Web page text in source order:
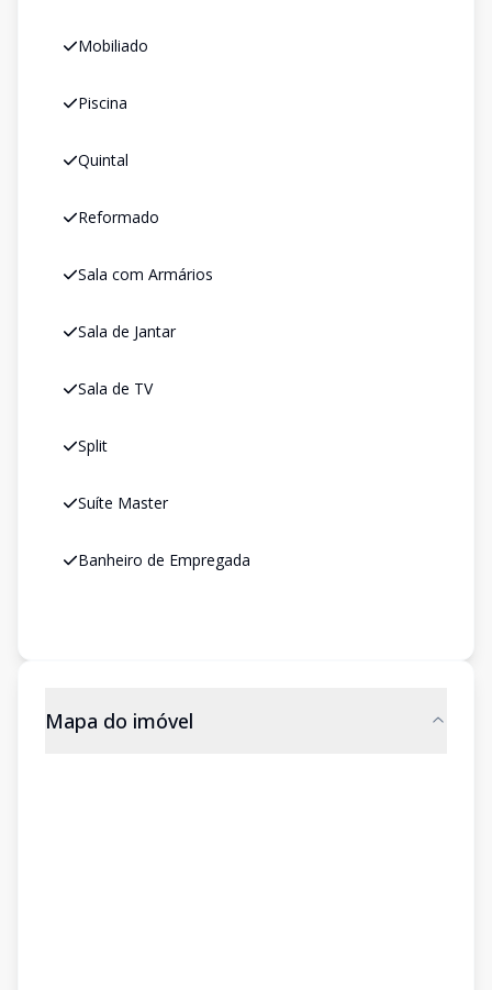
Mobiliado
Piscina
Quintal
Reformado
Sala com Armários
Sala de Jantar
Sala de TV
Split
Suíte Master
Banheiro de Empregada
Mapa do imóvel